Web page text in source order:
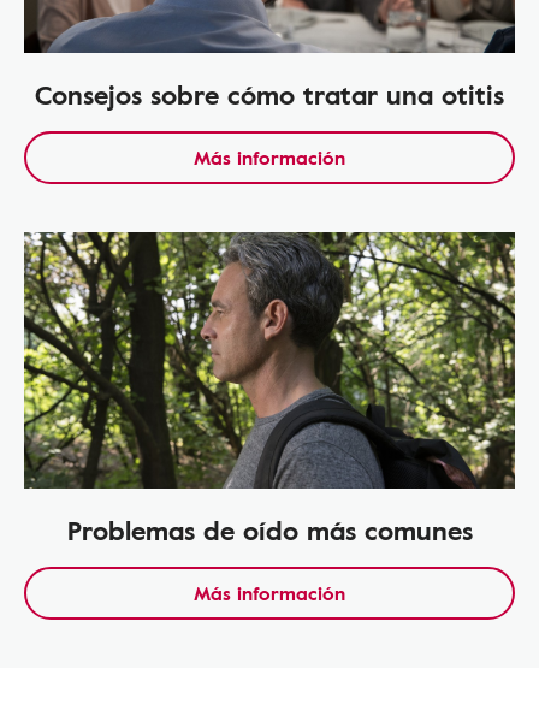
Consejos sobre cómo tratar una otitis
Más información
Problemas de oído más comunes
Más información